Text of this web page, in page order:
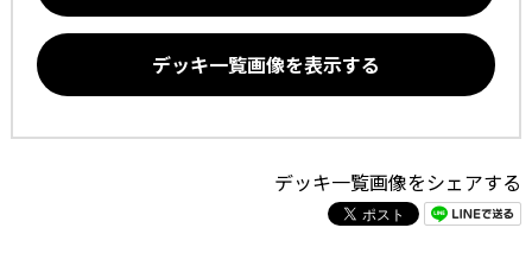
デッキ一覧画像を表示する
デッキ一覧画像をシェアする